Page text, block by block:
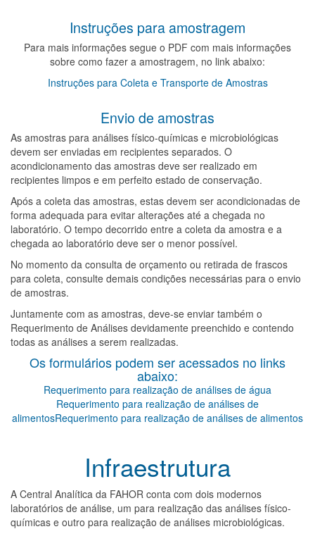
Instruções para amostragem
Para mais informações segue o PDF com mais informações
sobre como fazer a amostragem, no link abaixo:
Instruções para Coleta e Transporte de Amostras
Envio de amostras
As amostras para análises físico-químicas e microbiológicas
devem ser enviadas em recipientes separados. O
acondicionamento das amostras deve ser realizado em
recipientes limpos e em perfeito estado de conservação.
Após a coleta das amostras, estas devem ser acondicionadas de
forma adequada para evitar alterações até a chegada no
laboratório. O tempo decorrido entre a coleta da amostra e a
chegada ao laboratório deve ser o menor possível.
No momento da consulta de orçamento ou retirada de frascos
para coleta, consulte demais condições necessárias para o envio
de amostras.
Juntamente com as amostras, deve-se enviar também o
Requerimento de Análises devidamente preenchido e contendo
todas as análises a serem realizadas.
Os formulários podem ser acessados no links
abaixo:
Requerimento para realização de análises de água
Requerimento para realização de análises de
alimentosRequerimento para realização de análises de alimentos
Infraestrutura
A Central Analítica da FAHOR conta com dois modernos
laboratórios de análise, um para realização das análises físico-
químicas e outro para realização de análises microbiológicas.